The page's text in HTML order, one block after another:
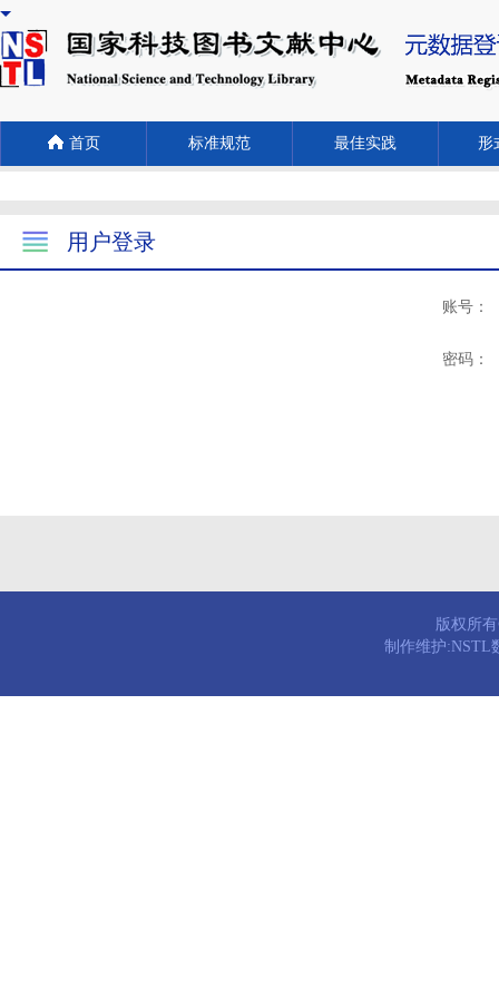
首页 标准规范 最佳实践 形
用户登录
账号：
密码：
版权所
制作维护:NSTL